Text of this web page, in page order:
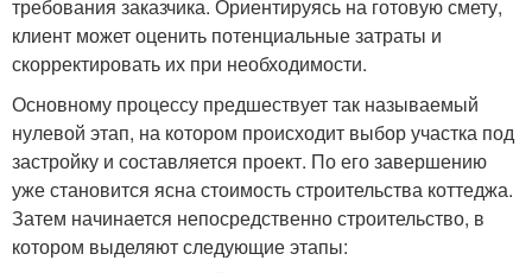
требования заказчика. Ориентируясь на готовую смету,
клиент может оценить потенциальные затраты и
скорректировать их при необходимости.
Основному процессу предшествует так называемый
нулевой этап, на котором происходит выбор участка под
застройку и составляется проект. По его завершению
уже становится ясна стоимость строительства коттеджа.
Затем начинается непосредственно строительство, в
котором выделяют следующие этапы: